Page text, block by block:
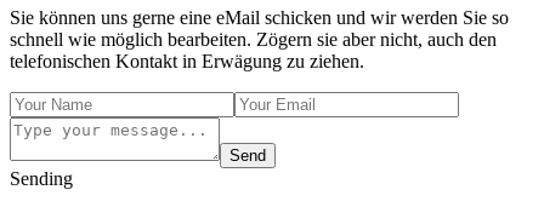
Sie können uns gerne eine eMail schicken und wir werden Sie so
schnell wie möglich bearbeiten. Zögern sie aber nicht, auch den
telefonischen Kontakt in Erwägung zu ziehen.
Send
Sending